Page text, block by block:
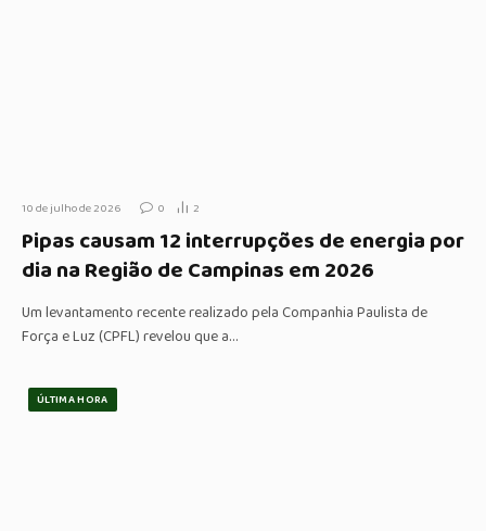
10 de julho de 2026 0 2
Pipas causam 12 interrupções de energia por
dia na Região de Campinas em 2026
Um levantamento recente realizado pela Companhia Paulista de
Força e Luz (CPFL) revelou que a…
ÚLTIMA HORA